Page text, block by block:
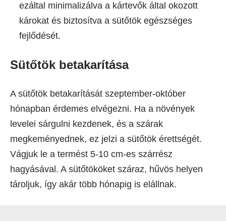
ezáltal minimalizálva a kártevők által okozott
károkat és biztosítva a sütőtök egészséges
fejlődését.
Sütőtök betakarítása
A sütőtök betakarítását szeptember-október
hónapban érdemes elvégezni. Ha a növények
levelei sárgulni kezdenek, és a szárak
megkeményednek, ez jelzi a sütőtök érettségét.
Vágjuk le a termést 5-10 cm-es szárrész
hagyásával. A sütőtököket száraz, hűvös helyen
tároljuk, így akár több hónapig is elállnak.